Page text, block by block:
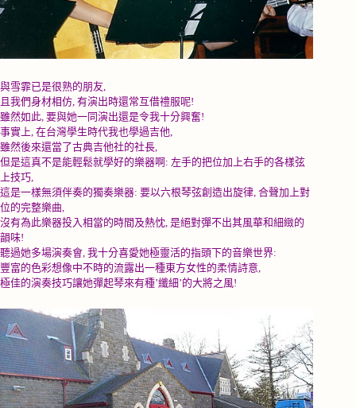
與雪霏已是很熟的朋友,
且我們身材相仿, 有演出時還常互借禮服呢!
雖然如此, 要與她一同演出還是令我十分興奮!
事實上, 在台灣學生時代我也學過吉他,
雖然後來還當了古典吉他社的社長,
但是這真不是能輕鬆就學好的樂器啊: 左手的把位加上右手的各樣弦
上技巧,
這是一樣無須伴奏的獨奏樂器: 要以六根琴弦創造出旋律, 合聲加上對
位的完整樂曲,
沒有為此樂器投入相當的時間及熱忱, 是絕對彈不出其風華和細緻的
韻味!
聽過她多場演奏會, 我十分喜愛她極靈活的指頭下的音樂世界:
豐富的色彩想像中不時的流露出一種東方女性的柔情詩意,
極佳的演奏技巧讓她彈起琴來有種’纖細’的大將之風!